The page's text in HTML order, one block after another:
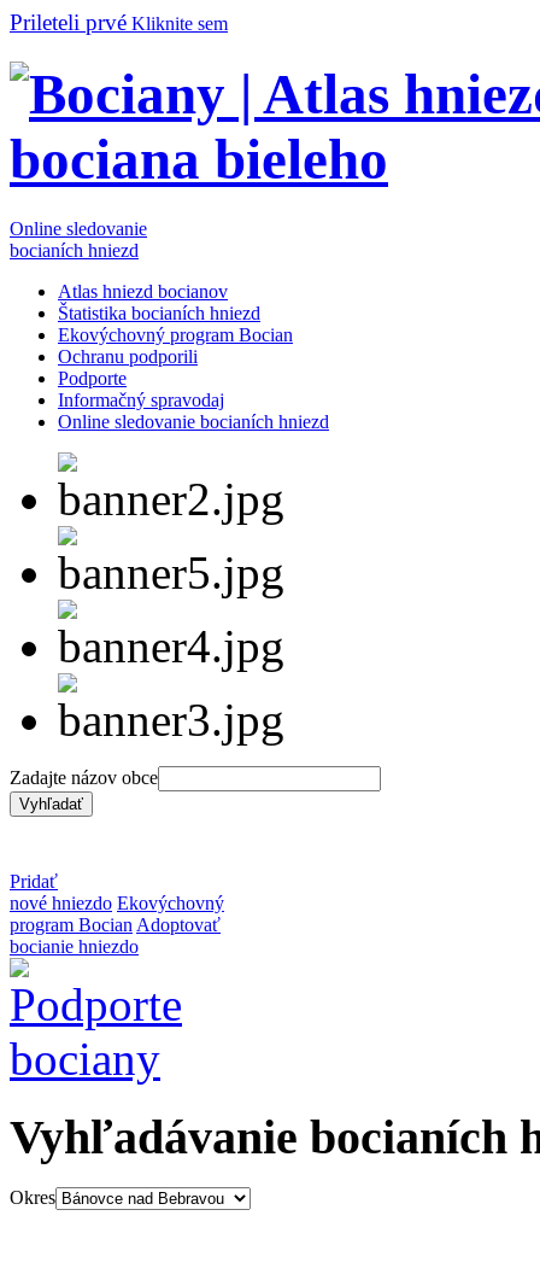
Prileteli prvé Kliknite sem
Online sledovanie
bocianích hniezd
Atlas hniezd bocianov
Štatistika bocianích hniezd
Ekovýchovný program Bocian
Ochranu podporili
Podporte
Informačný spravodaj
Online sledovanie bocianích hniezd
Zadajte názov obce
Pridať
nové hniezdo Ekovýchovný
program Bocian Adoptovať
bocianie hniezdo
Vyhľadávanie bocianích
Okres